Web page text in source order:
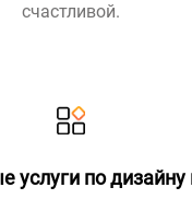
счастливой.
услуги по дизайну